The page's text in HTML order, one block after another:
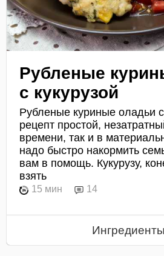
Рубленые
с кукурузой
Рубленые куриные оладьи с
рецепт простой,
времени, так и в
надо быстро накормить
вам в помощь. Кукурузу,
взять
15 мин 14
Ингредиенты